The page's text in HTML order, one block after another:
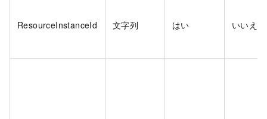
ResourceInstanceId 文字列 はい いいえ